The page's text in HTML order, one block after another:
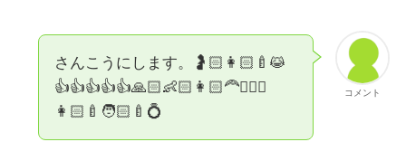
コメント
さんこうにします。🤰🏻👩🏻‍🍼😹
👍👍👍👍👍🙏🏻👶🏻👩🏻‍🦰👱🏻‍♂️
👩🏻‍🍼🧑🏻‍🍼💍